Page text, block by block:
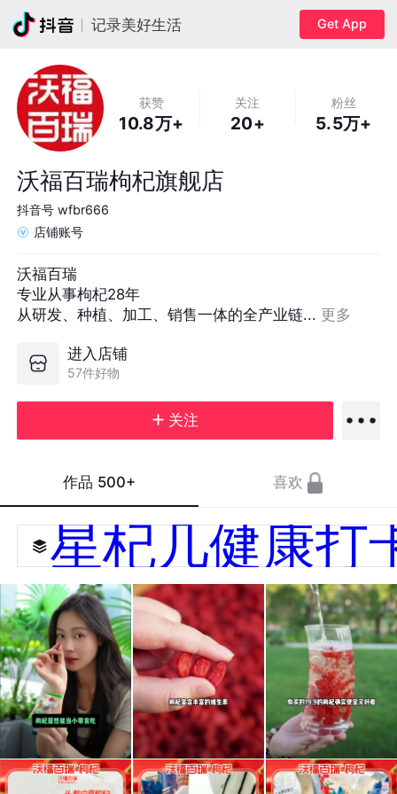
记录美好生活 Get App
获赞
10.8万+
关注
20+
粉丝
5.5万+
沃福百瑞枸杞旗舰店
抖音号 wfbr666
店铺账号
沃福百瑞
专业从事枸杞28年
从研发、种植、加工、销售一体的全产业链... 更多
进入店铺
57件好物
关注
作品 500+ 喜欢
星杞几健康打